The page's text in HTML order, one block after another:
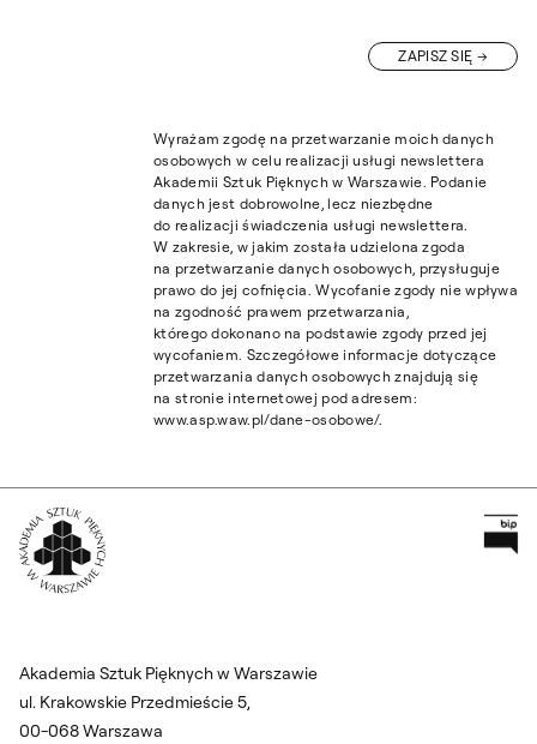
ZAPISZ SIĘ
Wyrażam zgodę na przetwarzanie moich danych
osobowych w celu realizacji usługi newslettera
Akademii Sztuk Pięknych w Warszawie. Podanie
danych jest dobrowolne, lecz niezbędne
do realizacji świadczenia usługi newslettera.
W zakresie, w jakim została udzielona zgoda
na przetwarzanie danych osobowych, przysługuje
prawo do jej cofnięcia. Wycofanie zgody nie wpływa
na zgodność prawem przetwarzania,
którego dokonano na podstawie zgody przed jej
wycofaniem. Szczegółowe informacje dotyczące
przetwarzania danych osobowych znajdują się
na stronie internetowej pod adresem:
www.asp.waw.pl/dane-osobowe/.
Akademia Sztuk Pięknych w Warszawie
ul. Krakowskie Przedmieście 5,
00-068 Warszawa